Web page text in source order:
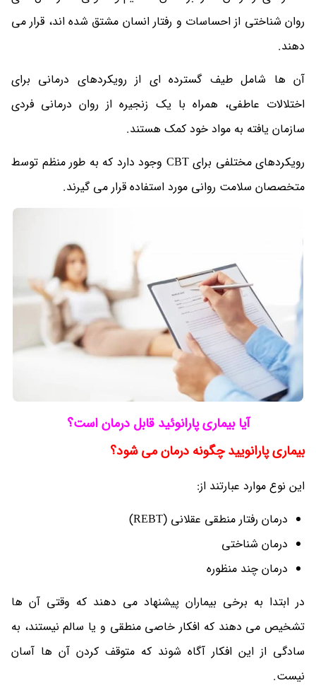
روان شناختی از احساسات و رفتار انسان مشتق شده اند، قرار می
دهند.
آن ها شامل طیف گسترده ای از رویکردهای درمانی برای
اختلالات عاطفی، همراه با یک زنجیره از روان درمانی فردی
سازمان یافته به مواد خود کمک هستند.
رویکردهای مختلفی برای CBT وجود دارد که به طور منظم توسط
متخصصان سلامت روانی مورد استفاده قرار می گیرند.
آیا بیماری پارانوئید قابل درمان است؟
بیماری پارانویید چگونه درمان می شود؟
این نوع موارد عبارتند از:
درمان رفتار منطقی عقلانی (REBT)
درمان شناختی
درمان چند منظوره
در ابتدا به برخی بیماران پیشنهاد می دهند که وقتی آن ها
تشخیص می دهند که افکار خاصی منطقی و یا سالم نیستند، به
سادگی از این افکار آگاه شوند که متوقف کردن آن ها آسان
نیست.